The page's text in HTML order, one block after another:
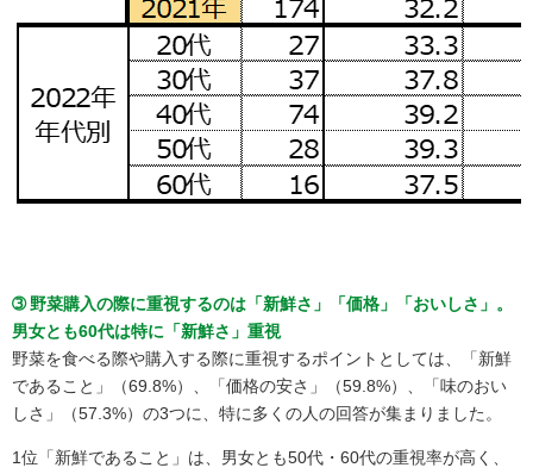
➂ 野菜購入の際に重視するのは「新鮮さ」「価格」「おいしさ」。
男女とも60代は特に「新鮮さ」重視
野菜を食べる際や購入する際に重視するポイントとしては、「新鮮
であること」（69.8%）、「価格の安さ」（59.8%）、「味のおい
しさ」（57.3%）の3つに、特に多くの人の回答が集まりました。
1位「新鮮であること」は、男女とも50代・60代の重視率が高く、